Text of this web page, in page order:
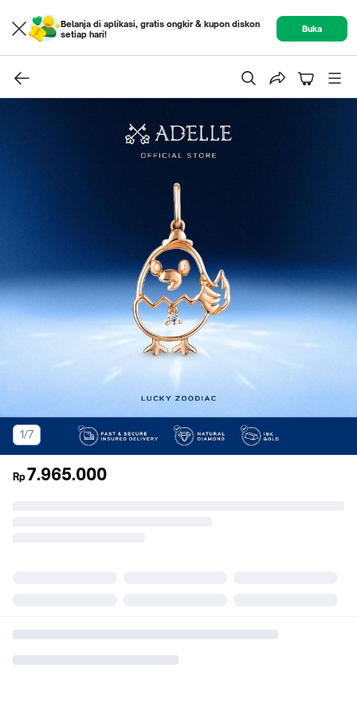
Belanja di aplikasi, gratis ongkir & kupon diskon
setiap hari!
Buka
1/7
Rp7.965.000